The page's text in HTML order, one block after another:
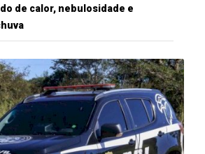
de calor, nebulosidade e